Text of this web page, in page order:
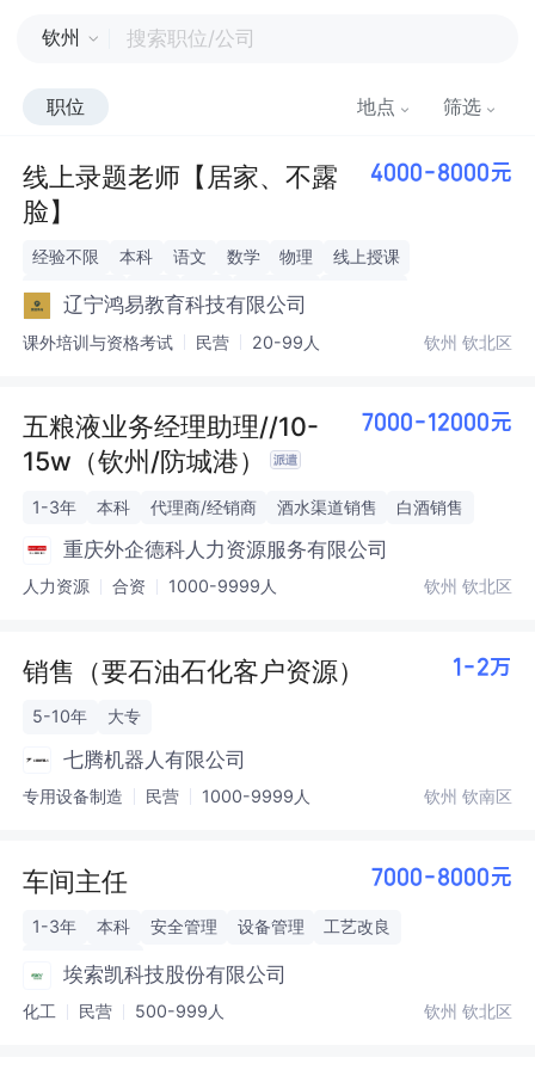
钦州
职位 地点 筛选
线上录题老师【居家、不露
脸】
4000-8000元
经验不限 本科 语文 数学 物理
线上授课
理工类专业
日结 线上 视频录制
辽宁鸿易教育科技有限公司
课外培训与资格考试 民营 20-99人 钦州 钦北区
五粮液业务经理助理//10-
15w（钦州/防城港）
7000-12000元
1-3年 本科 代理商/经销商 酒水渠道销售 白酒销售
重庆外企德科人力资源服务有限公司
人力资源 合资 1000-9999人 钦州 钦北区
销售（要石油石化客户资源） 1-2万
5-10年 大专
七腾机器人有限公司
专用设备制造 民营 1000-9999人 钦州 钦南区
车间主任 7000-8000元
1-3年 本科 安全管理 设备管理
工艺改良
环境管理体系
埃索凯科技股份有限公司
化工 民营 500-999人 钦州 钦北区